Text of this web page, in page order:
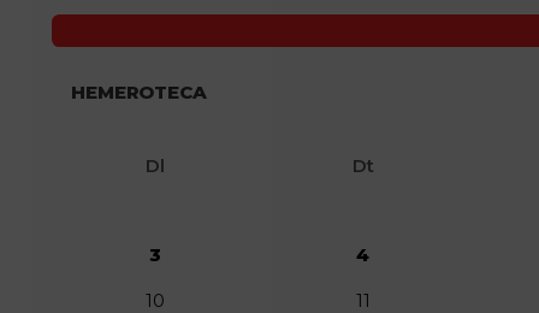
HEMEROTECA
Dl Dt
3
4
10
11